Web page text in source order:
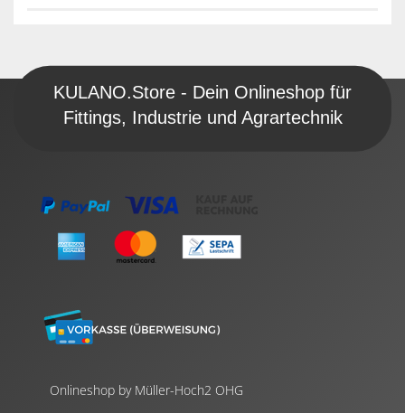
KULANO.Store - Dein Onlineshop für
Fittings, Industrie und Agrartechnik
Onlineshop by Müller-Hoch2 OHG